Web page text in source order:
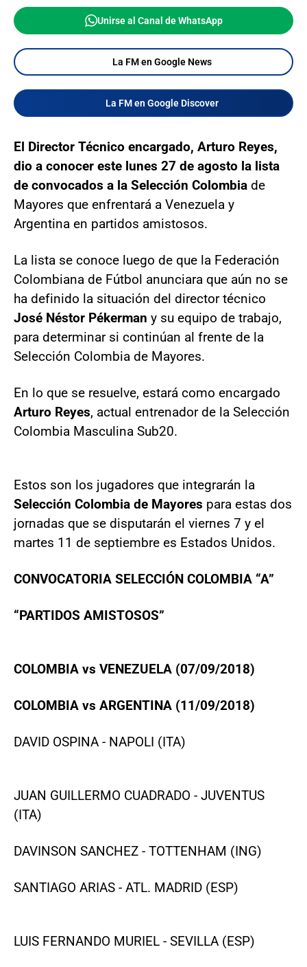
Unirse al Canal de WhatsApp
La FM en Google News
La FM en Google Discover
El Director Técnico encargado, Arturo Reyes,
dio a conocer este lunes 27 de agosto la lista
de convocados a la Selección Colombia de
Mayores que enfrentará a Venezuela y
Argentina en partidos amistosos.
La lista se conoce luego de que la Federación
Colombiana de Fútbol anunciara que aún no se
ha definido la situación del director técnico
José Néstor Pékerman y su equipo de trabajo,
para determinar si continúan al frente de la
Selección Colombia de Mayores.
En lo que se resuelve, estará como encargado
Arturo Reyes, actual entrenador de la Selección
Colombia Masculina Sub20.
Estos son los jugadores que integrarán la
Selección Colombia de Mayores para estas dos
jornadas que se disputarán el viernes 7 y el
martes 11 de septiembre es Estados Unidos.
CONVOCATORIA SELECCIÓN COLOMBIA “A”
“PARTIDOS AMISTOSOS”
COLOMBIA vs VENEZUELA (07/09/2018)
COLOMBIA vs ARGENTINA (11/09/2018)
DAVID OSPINA - NAPOLI (ITA)
JUAN GUILLERMO CUADRADO - JUVENTUS
(ITA)
DAVINSON SANCHEZ - TOTTENHAM (ING)
SANTIAGO ARIAS - ATL. MADRID (ESP)
LUIS FERNANDO MURIEL - SEVILLA (ESP)